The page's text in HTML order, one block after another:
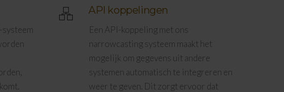
systeem
API koppelingen
Een API-koppeling met ons
narrowcasting systeem maakt het
mogelijk om gegevens uit andere
systemen automatisch te integreren en
weer te geven. Dit zorgt ervoor dat